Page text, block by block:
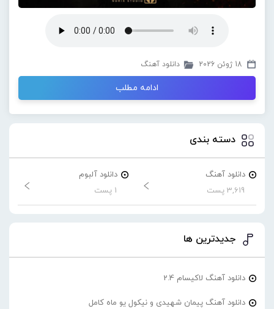
18 ژوئن 2026 دانلود آهنگ
ادامه مطلب
دسته بندی
دانلود آهنگ
3,619 پست
دانلود آلبوم
1 پست
جدیدترین ها
دانلود آهنگ لاکیسام 2.4
دانلود آهنگ پیمان شهیدی و نیکول یو ماه کامل